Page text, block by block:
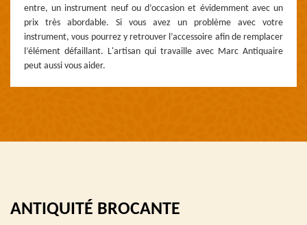
entre, un instrument neuf ou d’occasion et évidemment avec un
prix très abordable. Si vous avez un problème avec votre
instrument, vous pourrez y retrouver l’accessoire afin de remplacer
l’élément défaillant. L'artisan qui travaille avec Marc Antiquaire
peut aussi vous aider.
ANTIQUITÉ BROCANTE